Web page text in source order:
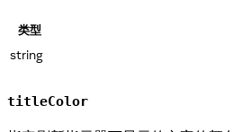
类型
string
titleColor